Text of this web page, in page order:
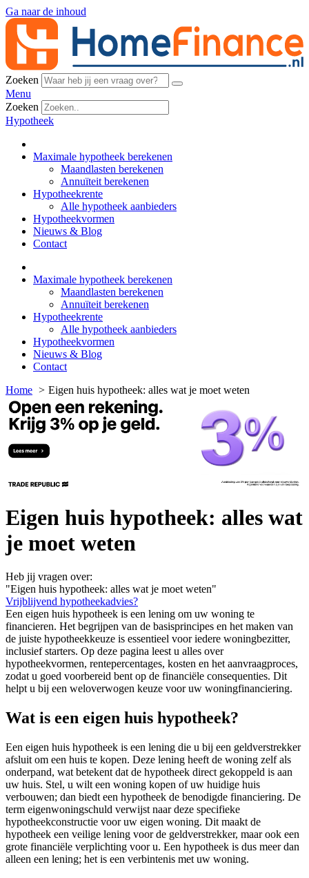
Ga naar de inhoud
Zoeken
Menu
Zoeken
Hypotheek
Maximale hypotheek berekenen
Maandlasten berekenen
Annuïteit berekenen
Hypotheekrente
Alle hypotheek aanbieders
Hypotheekvormen
Nieuws & Blog
Contact
Maximale hypotheek berekenen
Maandlasten berekenen
Annuïteit berekenen
Hypotheekrente
Alle hypotheek aanbieders
Hypotheekvormen
Nieuws & Blog
Contact
Home
Eigen huis hypotheek: alles wat je moet weten
Eigen huis hypotheek: alles wat
je moet weten
Heb jij vragen over:
"Eigen huis hypotheek: alles wat je moet weten"
Vrijblijvend hypotheekadvies?
Een eigen huis hypotheek is een lening om uw woning te
financieren. Het begrijpen van de basisprincipes en het maken van
de juiste hypotheekkeuze is essentieel voor iedere woningbezitter,
inclusief starters. Op deze pagina leest u alles over
hypotheekvormen, rentepercentages, kosten en het aanvraagproces,
zodat u goed voorbereid bent op de financiële consequenties. Dit
helpt u bij een weloverwogen keuze voor uw woningfinanciering.
Wat is een eigen huis hypotheek?
Een eigen huis hypotheek is een lening die u bij een geldverstrekker
afsluit om een huis te kopen. Deze lening heeft de woning zelf als
onderpand, wat betekent dat de hypotheek direct gekoppeld is aan
uw huis. Stel, u wilt een woning kopen of uw huidige huis
verbouwen; dan biedt een hypotheek de benodigde financiering. De
term eigenwoningschuld verwijst naar deze specifieke
hypotheekconstructie voor uw eigen woning. Dit maakt de
hypotheek een veilige lening voor de geldverstrekker, maar ook een
grote financiële verplichting voor u. Een hypotheek is dus meer dan
alleen een lening; het is een verbintenis met uw woning.